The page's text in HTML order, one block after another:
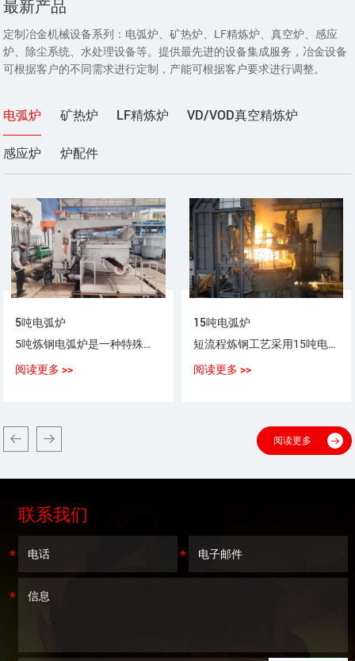
最新产品
定制冶金机械设备系列：电弧炉、矿热炉、LF精炼炉、真空炉、感应
炉、除尘系统、水处理设备等。提供最先进的设备集成服务，冶金设备
可根据客户的不同需求进行定制，产能可根据客户要求进行调整。
电弧炉 矿热炉 LF精炼炉 VD/VOD真空精炼炉
感应炉 炉配件
5吨电弧炉
5吨炼钢电弧炉是一种特殊用途以电弧为热源，以废钢（铁）为原料，生产普通钢、优质碳素钢、合金钢、不锈钢的设备。
阅读更多 >>
15吨电弧炉
短流程炼钢工艺采用15吨电弧炉，采用100%废钢或废钢+铁水（生铁），或废钢+海绵铁（DRI）作为炼钢原料。
阅读更多 >>
阅读更多
联系我们